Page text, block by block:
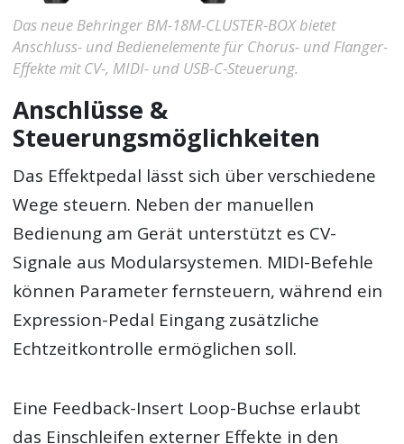
Das neue Behringer BM-18M-CLUSTER-BOX bietet
Anschluss- und Bedienelemente für Chorus- und Flanger-
Effekte mit CV-, MIDI- und USB-C-Steuerung.
Anschlüsse &
Steuerungsmöglichkeiten
Das Effektpedal lässt sich über verschiedene
Wege steuern. Neben der manuellen
Bedienung am Gerät unterstützt es CV-
Signale aus Modularsystemen. MIDI-Befehle
können Parameter fernsteuern, während ein
Expression-Pedal Eingang zusätzliche
Echtzeitkontrolle ermöglichen soll.
Eine Feedback-Insert Loop-Buchse erlaubt
das Einschleifen externer Effekte in den